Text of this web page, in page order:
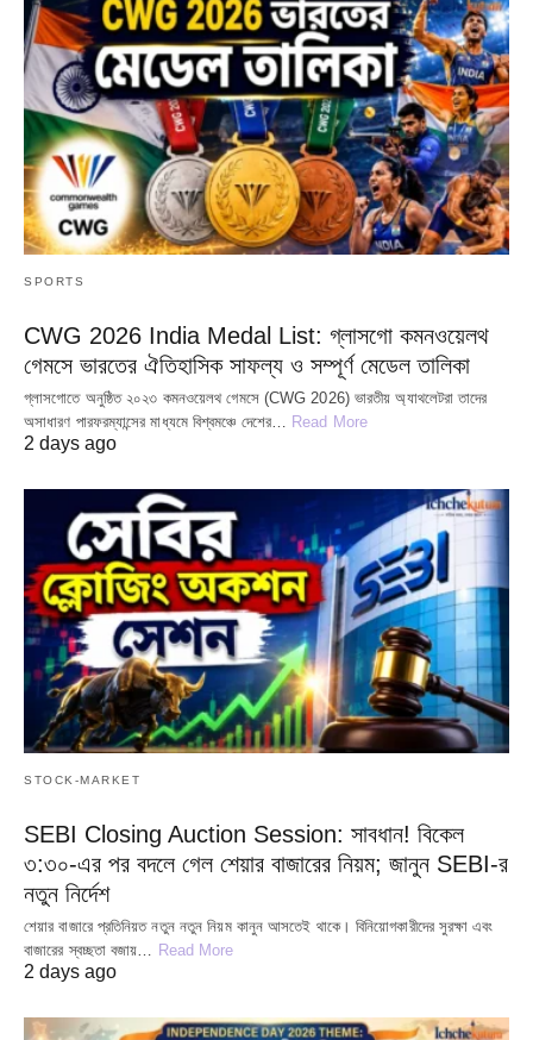
SPORTS
CWG 2026 India Medal List: গ্লাসগো কমনওয়েলথ
গেমসে ভারতের ঐতিহাসিক সাফল্য ও সম্পূর্ণ মেডেল তালিকা
গ্লাসগোতে অনুষ্ঠিত ২০২৩ কমনওয়েলথ গেমসে (CWG 2026) ভারতীয় অ্যাথলেটরা তাদের
অসাধারণ পারফরম্যান্সের মাধ্যমে বিশ্বমঞ্চে দেশের…
Read More
2 days ago
STOCK-MARKET
SEBI Closing Auction Session: সাবধান! বিকেল
৩:৩০-এর পর বদলে গেল শেয়ার বাজারের নিয়ম; জানুন SEBI-র
নতুন নির্দেশ
শেয়ার বাজারে প্রতিনিয়ত নতুন নতুন নিয়ম কানুন আসতেই থাকে। বিনিয়োগকারীদের সুরক্ষা এবং
বাজারের স্বচ্ছতা বজায়… Read More
2 days ago